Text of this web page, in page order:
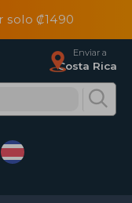
solo ₡1490
Enviar a
Costa Rica